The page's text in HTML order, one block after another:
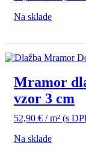
Na sklade
Mramor
vzor 3 cm
52,90 € / m² (s
Na sklade